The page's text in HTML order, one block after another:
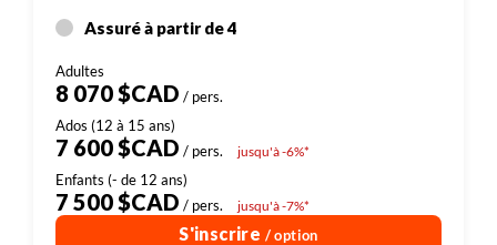
Assuré à partir de 4
8 070 $CAD / pers.
7 600 $CAD / pers. jusqu'à -6%*
7 500 $CAD / pers. jusqu'à -7%*
S'inscrire / option